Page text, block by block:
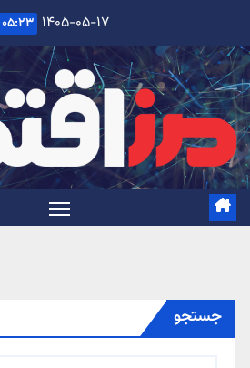
content
۱۴۰۵-۰۵-۱۷ ۰۵:۲۳
جستجو